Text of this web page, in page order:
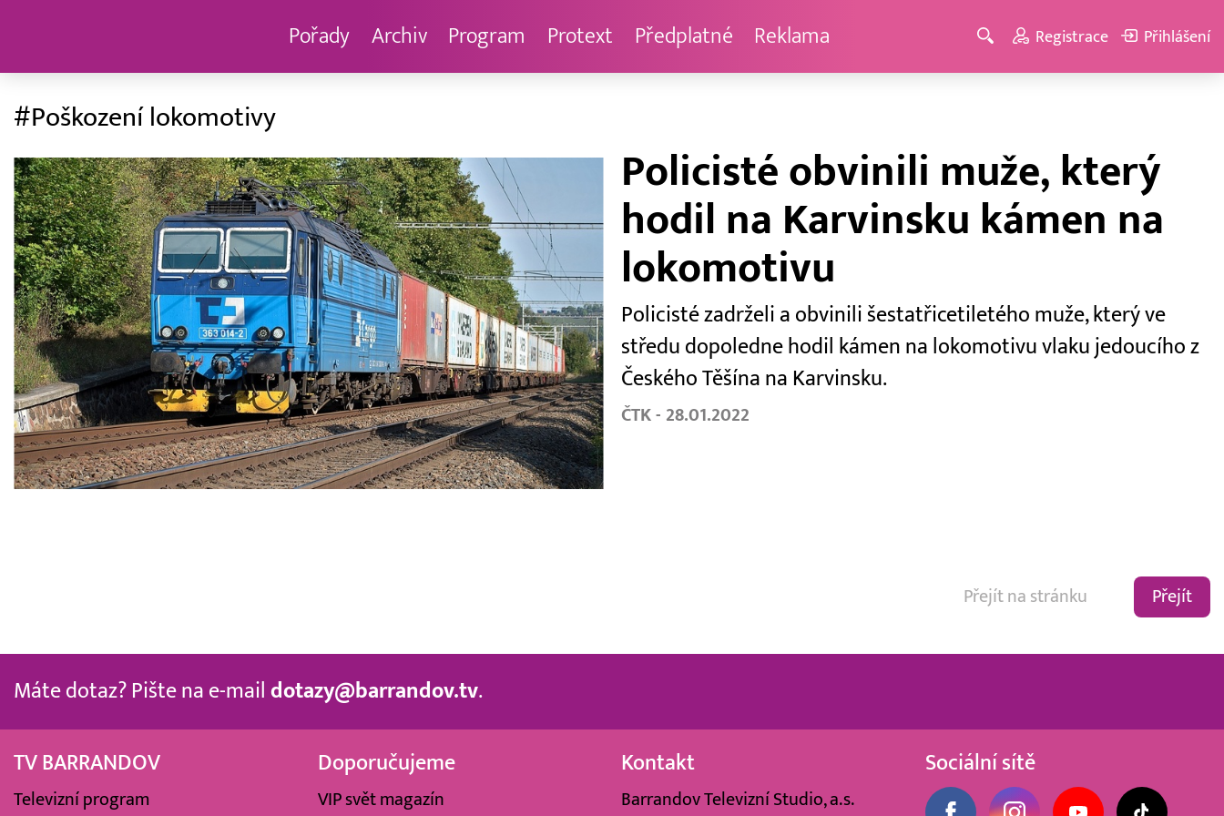
Pořady Archiv Program Protext Předplatné Reklama Registrace Přihlášení
#Poškození lokomotivy
Policisté obvinili muže, který
hodil na Karvinsku kámen na
lokomotivu
Policisté zadrželi a obvinili šestatřicetiletého muže, který ve
středu dopoledne hodil kámen na lokomotivu vlaku jedoucího z
Českého Těšína na Karvinsku.
ČTK - 28.01.2022
Přejít
Máte dotaz? Pište na e-mail dotazy@barrandov.tv.
TV BARRANDOV
Televizní program
Doporučujeme
VIP svět magazín
Kontakt
Barrandov Televizní Studio, a.s.
Sociální sítě